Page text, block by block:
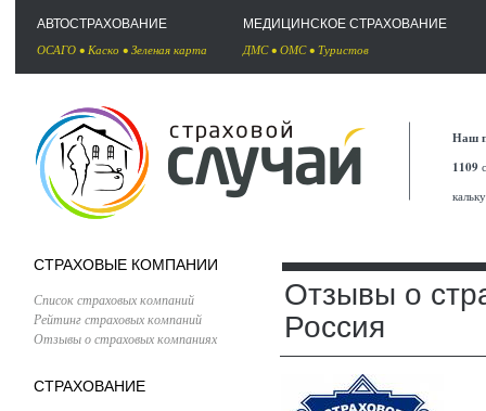
АВТОСТРАХОВАНИЕ
ОСАГО • Каско • Зеленая карта
МЕДИЦИНСКОЕ СТРАХОВАНИЕ
ДМС• ОМС• Туристов
Наш
1109
СТРАХОВЫЕ КОМПАНИИ
Список страховых компаний
Рейтинг страховых компаний
Отзывы о страховых компаниях
СТРАХОВАНИЕ
Отзывы о
Россия